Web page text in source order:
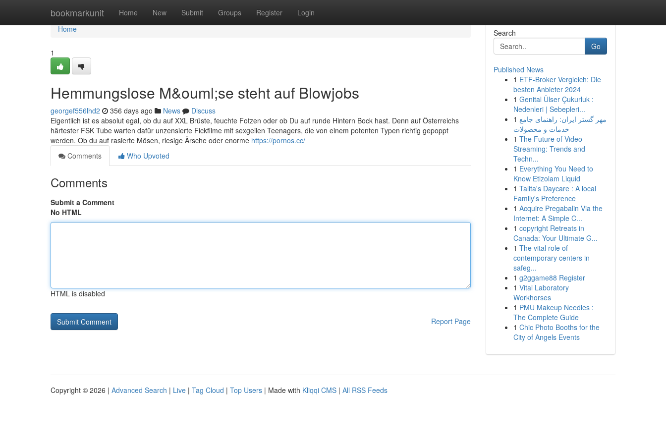
bookmarkunit Home New Submit Groups Register Login
Home
Home
1
Hemmungslose M&ouml;se steht auf Blowjobs
georgef556lhd2 356 days ago News
Discuss
Eigentlich ist es absolut egal, ob du auf XXL Brüste, feuchte Fotzen oder ob Du auf runde Hintern Bock hast. Denn auf Österreichs
härtester FSK Tube warten dafür unzensierte Fickfilme mit sexgeilen Teenagers, die von einem potenten Typen richtig gepoppt
werden. Ob du auf rasierte Mösen, riesige Ärsche oder enorme https://pornos.cc/
Comments
Who Upvoted
Comments
Submit a Comment
No HTML
HTML is disabled
Report Page
Search
Go
Published News
1 ETF-Broker Vergleich: Die
besten Anbieter 2024
1 Genital Ülser Çukurluk :
Nedenleri | Sebepleri...
1 مهر گستر ایران: راهنمای جامع
خدمات و محصولات
1 The Future of Video
Streaming: Trends and
Techn...
1 Everything You Need to
Know Etizolam Liquid
1 Talita's Daycare : A local
Family's Preference
1 Acquire Pregabalin Via the
Internet: A Simple C...
1 copyright Retreats in
Canada: Your Ultimate G...
1 The vital role of
contemporary centers in
safeg...
1 g2ggame88 Register
1 Vital Laboratory
Workhorses
1 PMU Makeup Needles :
The Complete Guide
1 Chic Photo Booths for the
City of Angels Events
Copyright © 2026 | Advanced Search | Live | Tag Cloud | Top Users | Made with Kliqqi CMS | All RSS Feeds